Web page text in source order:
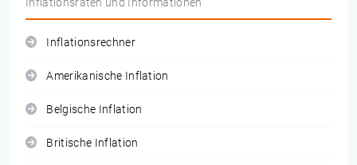
Inflationsrechner
Amerikanische Inflation
Belgische Inflation
Britische Inflation